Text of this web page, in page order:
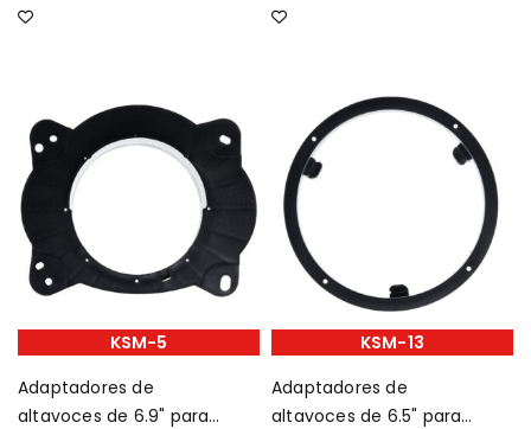
2006-2011
2011
KSM-5
Adaptadores de
altavoces de 6.9" para
KSM-13
Adaptadores de
altavoces de 6.5" para